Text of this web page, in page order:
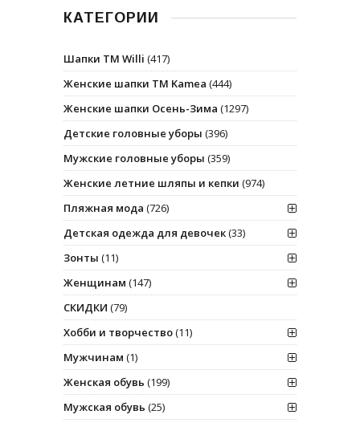
КАТЕГОРИИ
Шапки ТМ Willi (417)
Женские шапки ТМ Kamea (444)
Женские шапки Осень-Зима (1297)
Детские головные уборы (396)
Мужские головные уборы (359)
Женские летние шляпы и кепки (974)
Пляжная мода (726)
Детская одежда для девочек(33)
Зонты (11)
Женщинам (147)
СКИДКИ (79)
Хобби и творчество(11)
Мужчинам (1)
Женская обувь (199)
Мужская обувь (25)